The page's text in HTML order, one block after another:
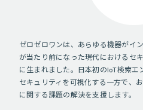
ゼロゼロワンは、あらゆる機器がイ
が当たり前になった現代におけるセ
に生まれました。日本初のIoT検索
セキュリティを可視化する一方で、
に関する課題の解決を支援します。